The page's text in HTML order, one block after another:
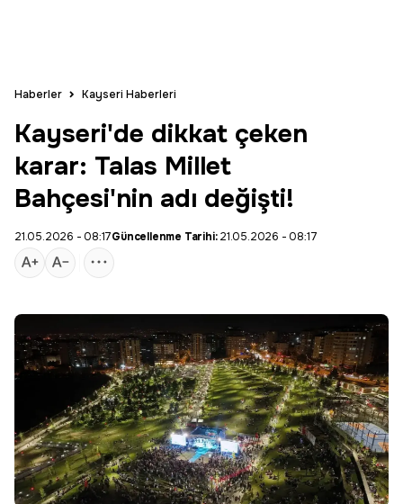
Haberler Kayseri Haberleri
Kayseri'de dikkat çeken
karar: Talas Millet
Bahçesi'nin adı değişti!
21.05.2026 - 08:17Güncellenme Tarihi:21.05.2026 - 08:17